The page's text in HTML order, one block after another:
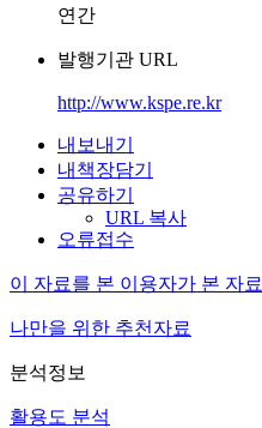
연간
발행기관 URL
http://www.kspe.re.kr
내보내기
내책장담기
공유하기
URL 복사
오류접수
이 자료를 본 이용자가 본 자료
나만을 위한 추천자료
분석정보
활용도 분석